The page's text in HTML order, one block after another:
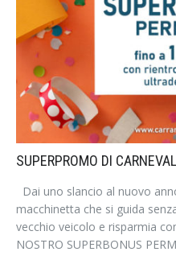
SUPERPROMO DI
Dai uno slancio al nuovo
macchinetta che si guida
vecchio veicolo e risparmia
NOSTRO SUPERBONUS